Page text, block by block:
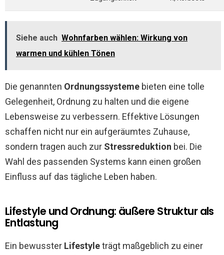
Siehe auch Wohnfarben wählen: Wirkung von
warmen und kühlen Tönen
Die genannten Ordnungssysteme bieten eine tolle
Gelegenheit, Ordnung zu halten und die eigene
Lebensweise zu verbessern. Effektive Lösungen
schaffen nicht nur ein aufgeräumtes Zuhause,
sondern tragen auch zur Stressreduktion bei. Die
Wahl des passenden Systems kann einen großen
Einfluss auf das tägliche Leben haben.
Lifestyle und Ordnung: äußere Struktur als
Entlastung
Ein bewusster Lifestyleträgt maßgeblich zu einer